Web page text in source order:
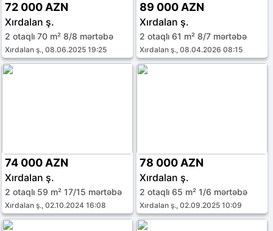
72 000 AZN
Xırdalan ş.
2 otaqlı 70 m² 8/8 mərtəbə
Xırdalan ş., 08.06.2025 19:25
89 000 AZN
Xırdalan ş.
2 otaqlı 61 m² 8/7 mərtəbə
Xırdalan ş., 08.04.2026 08:15
74 000 AZN
Xırdalan ş.
2 otaqlı 59 m² 17/15 mərtəbə
Xırdalan ş., 02.10.2024 16:08
78 000 AZN
Xırdalan ş.
2 otaqlı 65 m² 1/6 mərtəbə
Xırdalan ş., 02.09.2025 10:09